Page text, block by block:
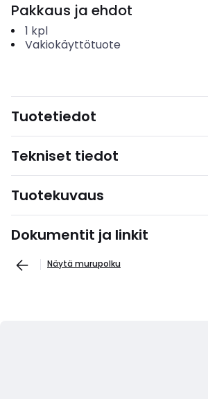
Pakkaus ja ehdot
1 kpl
Vakiokäyttötuote
Tuotetiedot
Tekniset tiedot
Tuotekuvaus
Dokumentit ja linkit
Näytä murupolku